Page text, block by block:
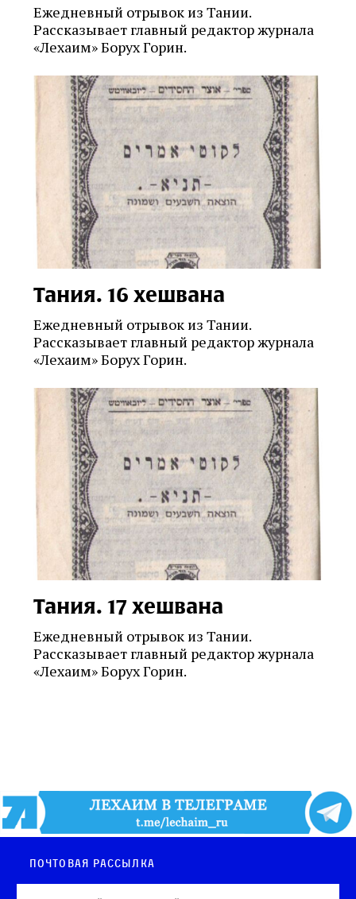
Ежедневный отрывок из Тании.
Рассказывает главный редактор журнала
«Лехаим» Борух Горин.
Тания. 16 хешвана
Ежедневный отрывок из Тании.
Рассказывает главный редактор журнала
«Лехаим» Борух Горин.
Тания. 17 хешвана
Ежедневный отрывок из Тании.
Рассказывает главный редактор журнала
«Лехаим» Борух Горин.
Почтовая рассылка